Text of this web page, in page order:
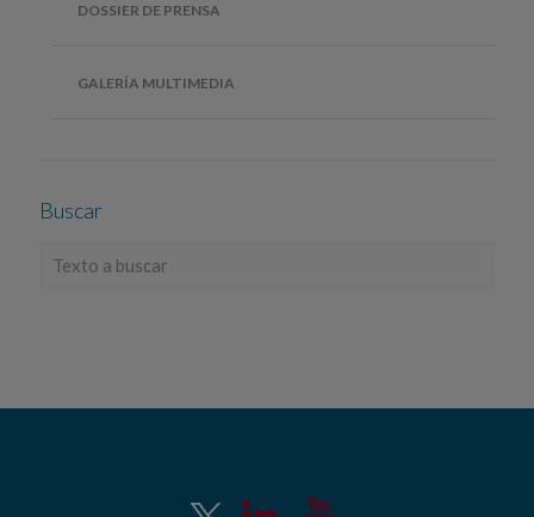
DOSSIER DE PRENSA
GALERÍA MULTIMEDIA
Buscar